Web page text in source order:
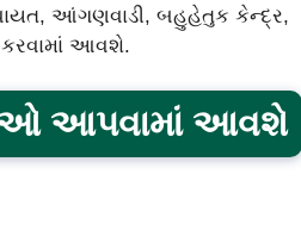
આંગણવાડી, બહુહેતુક કેન્દ્ર,
કરવામાં આવશે.
આપવામાં આવશે